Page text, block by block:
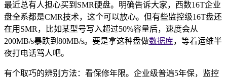
最近总有人担心买到SMR硬盘。明确告诉大家，西数16T企业
盘全系都是CMR技术，这个可以放心。但有些监控级16T盘还
在用SMR，比如某型号写入超过50%容量后，速度会从
200MB/s暴跌到80MB/s。要是拿这种盘做数据库，等着运维半
夜打电话骂人吧。
有个取巧的辨别方法：看保修年限。企业级普遍5年保，监控